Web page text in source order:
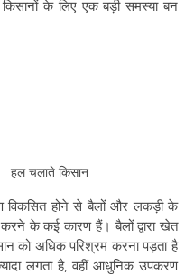
के लिए एक बड़ी समस्या बन
हल चलाते किसान
विकसित होने से बैलों और लकड़ी के
करने के कई कारण हैं। बैलों द्वारा खेत
को अधिक परिश्रम करना पड़ता है
लगता है, वहीं आधुनिक उपकरण